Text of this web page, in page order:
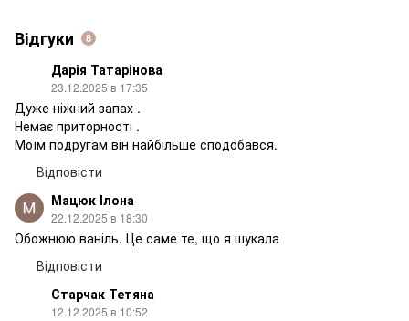
Відгуки 8
Дарія Татарінова
23.12.2025 в 17:35
Дуже ніжний запах .
Немає приторності .
Моїм подругам він найбільше сподобався.
Відповісти
Мацюк Ілона
22.12.2025 в 18:30
Обожнюю ваніль. Це саме те, що я шукала
Відповісти
Старчак Тетяна
12.12.2025 в 10:52